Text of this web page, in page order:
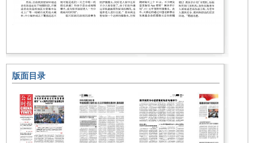
版面目录